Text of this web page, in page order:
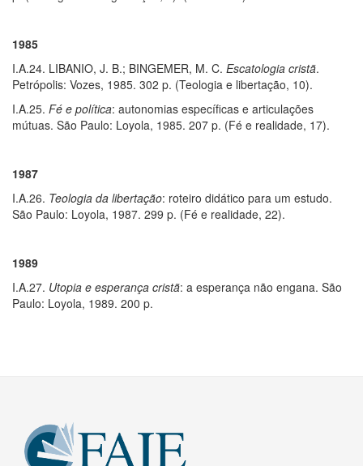
1985
I.A.24. LIBANIO, J. B.; BINGEMER, M. C. Escatologia cristã.
Petrópolis: Vozes, 1985. 302 p. (Teologia e libertação, 10).
I.A.25. Fé e política: autonomias específicas e articulações
mútuas. São Paulo: Loyola, 1985. 207 p. (Fé e realidade, 17).
1987
I.A.26. Teologia da libertação: roteiro didático para um estudo.
São Paulo: Loyola, 1987. 299 p. (Fé e realidade, 22).
1989
I.A.27. Utopia e esperança cristã: a esperança não engana. São
Paulo: Loyola, 1989. 200 p.